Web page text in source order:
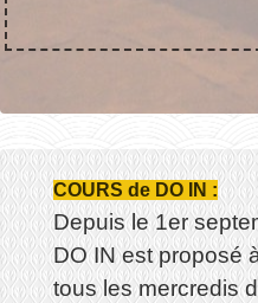
COURS de DO IN :
Depuis le 1er
DO IN est proposé
tous les mercredis